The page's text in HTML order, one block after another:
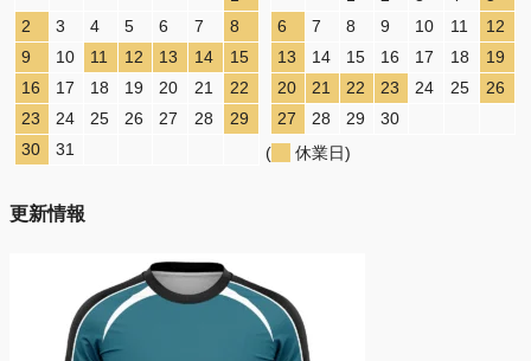
2
3 4 5 6 7
8
9
10 11 12 13 14
15
16
17 18 19 20 21
22
23
24 25 26 27 28
29
30
31
6
7 8 9 10 11
12
13
14 15 16 17 18
19
20
21 22 23 24 25
26
27
28 29
30
(
休業日)
更新情報